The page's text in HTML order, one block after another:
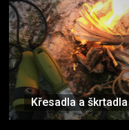
Křesadla a škrtadla